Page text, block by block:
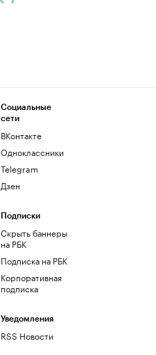
Социальные
сети
ВКонтакте
Одноклассники
Telegram
Дзен
Подписки
Скрыть баннеры
на РБК
Подписка на РБК
Корпоративная
подписка
Уведомления
RSS Новости